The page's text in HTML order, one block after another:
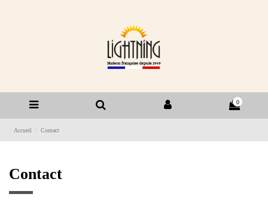
0
Accueil Contact
Contact